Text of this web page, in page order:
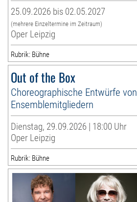
25.09.2026 bis 02.05.2027
(mehrere Einzeltermine im Zeitraum)
Oper Leipzig
Rubrik: Bühne
Out of the Box
Choreographische Entwürfe von
Ensemblemitgliedern
Dienstag, 29.09.2026 | 18:00 Uhr
Oper Leipzig
Rubrik: Bühne